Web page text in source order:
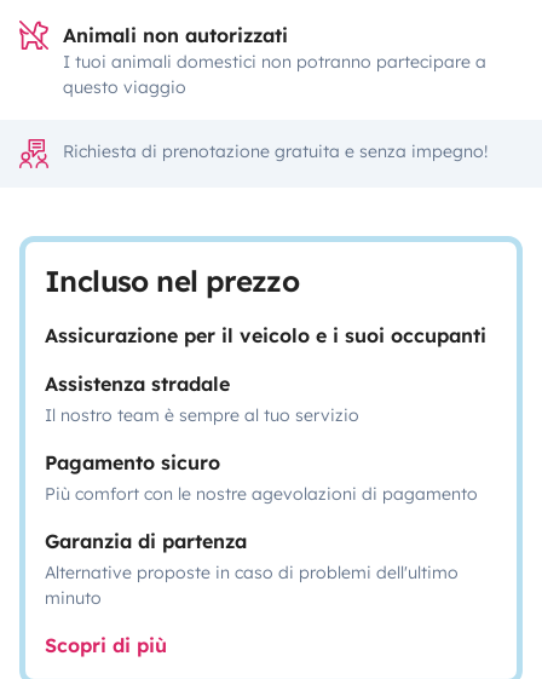
Animali non autorizzati
I tuoi animali domestici non potranno partecipare a
questo viaggio
Richiesta di prenotazione gratuita e senza impegno!
Incluso nel prezzo
Assicurazione per il veicolo e i suoi occupanti
Assistenza stradale
Il nostro team è sempre al tuo servizio
Pagamento sicuro
Più comfort con le nostre agevolazioni di pagamento
Garanzia di partenza
Alternative proposte in caso di problemi dell'ultimo
minuto
Scopri di più